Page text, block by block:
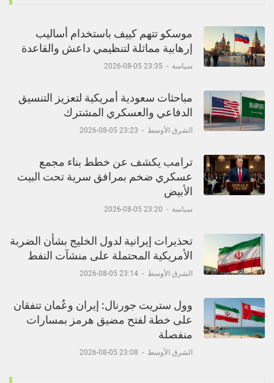
موسكو تتهم كييف باستخدام أساليب
إرهابية مماثلة لتنظيمي داعش والقاعدة
سياسة -
23:35 05-08-2026
مباحثات سعودية أمريكية لتعزيز التنسيق
الدفاعي والعسكري المشترك
الشرق الأوسط -
23:23 05-08-2026
ترامب يكشف عن خطط بناء مجمع
عسكري ضخم بمرافق سرية تحت البيت
الأبيض
سياسة -
23:20 05-08-2026
تحذيرات إيرانية لدول الخليج بشأن الضربة
الأمريكية المحتملة على منشآت النفط
الشرق الأوسط -
23:14 05-08-2026
وول ستريت جورنال: إيران وعُمان تتفقان
على خطة لفتح مضيق هرمز بمسارات
منفصلة
الشرق الأوسط -
23:08 05-08-2026